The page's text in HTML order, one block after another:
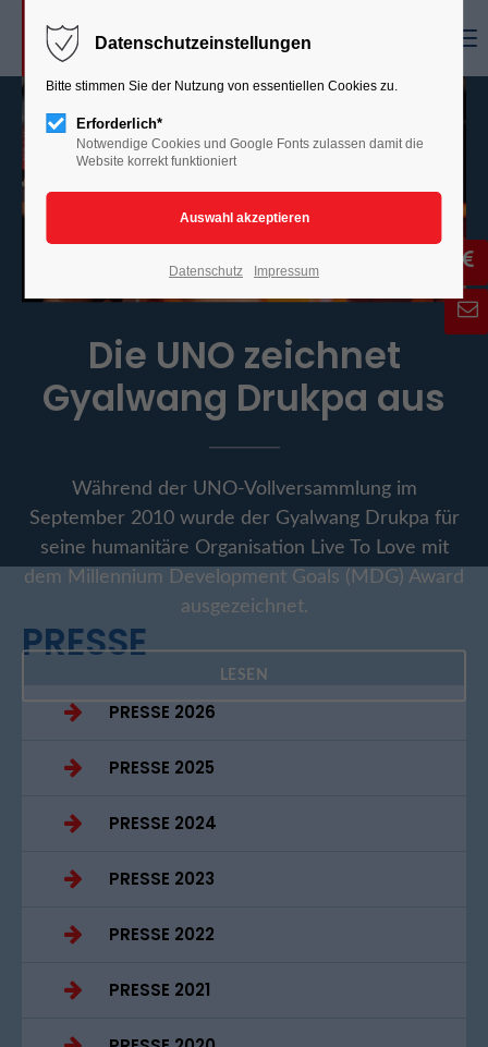
Die UNO zeichnet
Gyalwang Drukpa aus
Während der UNO-Vollversammlung im
September 2010 wurde der Gyalwang Drukpa für
seine humanitäre Organisation Live To Love mit
dem Millennium Development Goals (MDG) Award
ausgezeichnet.
LESEN
PRESSE
PRESSE 2026
PRESSE 2025
PRESSE 2024
PRESSE 2023
PRESSE 2022
PRESSE 2021
Datenschutzeinstellungen
Bitte stimmen Sie der Nutzung von essentiellen Cookies zu.
Erforderlich*
Notwendige Cookies und Google Fonts zulassen damit die
Website korrekt funktioniert
Datenschutz Impressum